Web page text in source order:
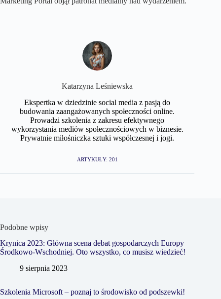
Katarzyna Leśniewska
Ekspertka w dziedzinie social media z pasją do
budowania zaangażowanych społeczności online.
Prowadzi szkolenia z zakresu efektywnego
wykorzystania mediów społecznościowych w biznesie.
Prywatnie miłośniczka sztuki współczesnej i jogi.
ARTYKUŁY: 201
Podobne wpisy
Krynica 2023: Główna scena debat gospodarczych Europy
Środkowo-Wschodniej. Oto wszystko, co musisz wiedzieć!
9 sierpnia 2023
Szkolenia Microsoft – poznaj to środowisko od podszewki!